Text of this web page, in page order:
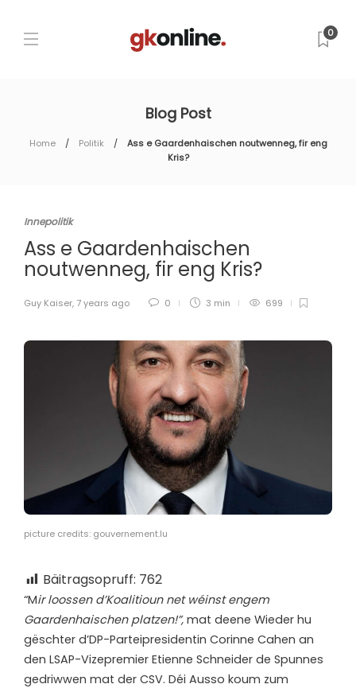
0
Blog Post
Home Politik
Ass e Gaardenhaischen noutwenneg, fir eng
Kris?
Innepolitik
Ass e Gaardenhaischen
noutwenneg, fir eng Kris?
Guy Kaiser, 7 years ago 0 3 min 699
picture credits: gouvernement.lu
Bäitragsopruff: 762
“Mir loossen d’Koalitioun net wéinst engem
Gaardenhaischen platzen!”, mat deene Wieder hu
gëschter d’DP-Parteipresidentin Corinne Cahen an
den LSAP-Vizepremier Etienne Schneider de Spunnes
gedriwwen mat der CSV. Déi Ausso koum zum